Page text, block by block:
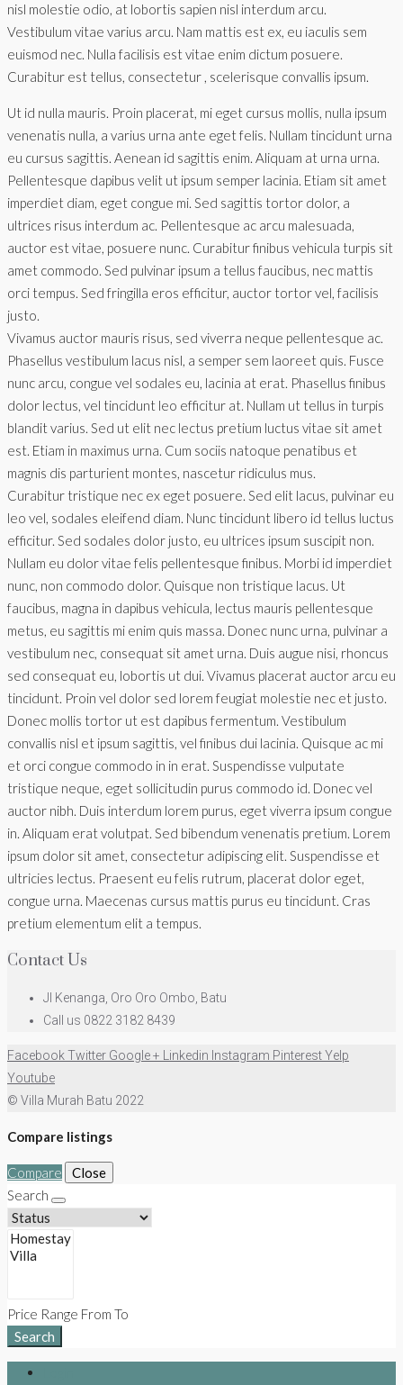
nisl molestie odio, at lobortis sapien nisl interdum arcu.
Vestibulum vitae varius arcu. Nam mattis est ex, eu iaculis sem
euismod nec. Nulla facilisis est vitae enim dictum posuere.
Curabitur est tellus, consectetur , scelerisque convallis ipsum.
Ut id nulla mauris. Proin placerat, mi eget cursus mollis, nulla ipsum
venenatis nulla, a varius urna ante eget felis. Nullam tincidunt urna
eu cursus sagittis. Aenean id sagittis enim. Aliquam at urna urna.
Pellentesque dapibus velit ut ipsum semper lacinia. Etiam sit amet
imperdiet diam, eget congue mi. Sed sagittis tortor dolor, a
ultrices risus interdum ac. Pellentesque ac arcu malesuada,
auctor est vitae, posuere nunc. Curabitur finibus vehicula turpis sit
amet commodo. Sed pulvinar ipsum a tellus faucibus, nec mattis
orci tempus. Sed fringilla eros efficitur, auctor tortor vel, facilisis
justo.
Vivamus auctor mauris risus, sed viverra neque pellentesque ac.
Phasellus vestibulum lacus nisl, a semper sem laoreet quis. Fusce
nunc arcu, congue vel sodales eu, lacinia at erat. Phasellus finibus
dolor lectus, vel tincidunt leo efficitur at. Nullam ut tellus in turpis
blandit varius. Sed ut elit nec lectus pretium luctus vitae sit amet
est. Etiam in maximus urna. Cum sociis natoque penatibus et
magnis dis parturient montes, nascetur ridiculus mus.
Curabitur tristique nec ex eget posuere. Sed elit lacus, pulvinar eu
leo vel, sodales eleifend diam. Nunc tincidunt libero id tellus luctus
efficitur. Sed sodales dolor justo, eu ultrices ipsum suscipit non.
Nullam eu dolor vitae felis pellentesque finibus. Morbi id imperdiet
nunc, non commodo dolor. Quisque non tristique lacus. Ut
faucibus, magna in dapibus vehicula, lectus mauris pellentesque
metus, eu sagittis mi enim quis massa. Donec nunc urna, pulvinar a
vestibulum nec, consequat sit amet urna. Duis augue nisi, rhoncus
sed consequat eu, lobortis ut dui. Vivamus placerat auctor arcu eu
tincidunt. Proin vel dolor sed lorem feugiat molestie nec et justo.
Donec mollis tortor ut est dapibus fermentum. Vestibulum
convallis nisl et ipsum sagittis, vel finibus dui lacinia. Quisque ac mi
et orci congue commodo in in erat. Suspendisse vulputate
tristique neque, eget sollicitudin purus commodo id. Donec vel
auctor nibh. Duis interdum lorem purus, eget viverra ipsum congue
in. Aliquam erat volutpat. Sed bibendum venenatis pretium. Lorem
ipsum dolor sit amet, consectetur adipiscing elit. Suspendisse et
ultricies lectus. Praesent eu felis rutrum, placerat dolor eget,
congue urna. Maecenas cursus mattis purus eu tincidunt. Cras
pretium elementum elit a tempus.
Contact Us
Jl Kenanga, Oro Oro Ombo, Batu
Call us 0822 3182 8439
Facebook Twitter Google + Linkedin Instagram PinterestYelp
Youtube
© Villa Murah Batu 2022
Compare listings
Compare
Close
Search
Price Range From To
Search